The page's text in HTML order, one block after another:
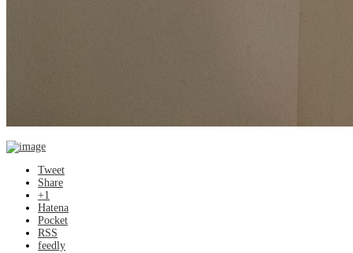
Tweet
Share
+1
Hatena
Pocket
RSS
feedly